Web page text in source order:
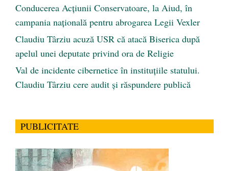
Conducerea Acțiunii Conservatoare, la Aiud, în
campania națională pentru abrogarea Legii Vexler
Claudiu Târziu acuză USR că atacă Biserica după
apelul unei deputate privind ora de Religie
Val de incidente cibernetice în instituțiile statului.
Claudiu Târziu cere audit și răspundere publică
PUBLICITATE